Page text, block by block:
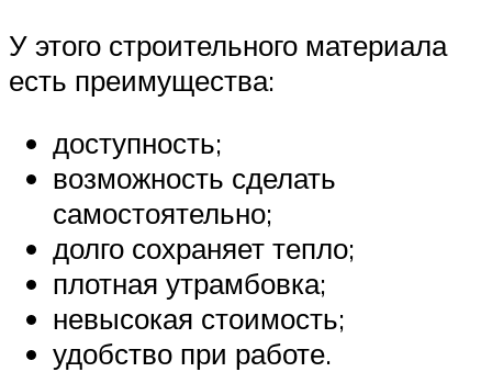
У этого строительного материала
есть преимущества:
доступность;
возможность сделать
самостоятельно;
долго сохраняет тепло;
плотная утрамбовка;
невысокая стоимость;
удобство при работе.